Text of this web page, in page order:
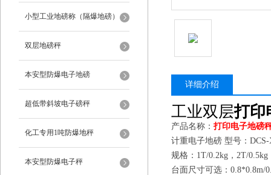
小型工业地磅称（隔爆地磅）
双层地磅秤
本安型防爆电子地磅
超低带斜坡电子磅秤
化工专用1吨防爆地秤
本安型防爆电子秤
详细介绍
工业双层打印
产品名称： 打印电子地磅
计重电子地磅 型号：
规格：1T/0.2kg，2T/
台面尺寸可选：0.8*0.8m/